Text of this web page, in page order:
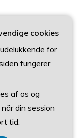
cookies
for
fungerer
af os og
din session
tid.